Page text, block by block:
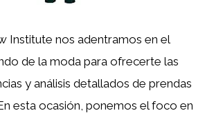
Institute nos adentramos en el
de la moda para ofrecerte las
y análisis detallados de prendas
esta ocasión, ponemos el foco en